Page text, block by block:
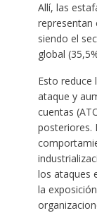
Allí, las
representan
siendo el
global
Esto reduce
ataque y
cuentas
posteriores.
los ataques
la